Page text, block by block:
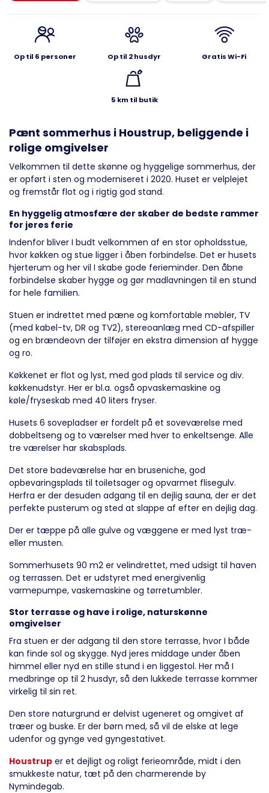
Op til 6 personer Op til 2 husdyr Gratis Wi-Fi
5 km til butik
Pænt sommerhus i Houstrup, beliggende i
rolige omgivelser
Velkommen til dette skønne og hyggelige sommerhus, der
er opført i sten og moderniseret i 2020. Huset er velplejet
og fremstår flot og i rigtig god stand.
En hyggelig atmosfære der skaber de bedste rammer
for jeres ferie
Indenfor bliver I budt velkommen af en stor opholdsstue,
hvor køkken og stue ligger i åben forbindelse. Det er husets
hjerterum og her vil I skabe gode ferieminder. Den åbne
forbindelse skaber hygge og gør madlavningen til en stund
for hele familien.
Stuen er indrettet med pæne og komfortable møbler, TV
(med kabel-tv, DR og TV2), stereoanlæg med CD-afspiller
og en brændeovn der tilføjer en ekstra dimension af hygge
og ro.
Køkkenet er flot og lyst, med god plads til service og div.
køkkenudstyr. Her er bl.a. også opvaskemaskine og
køle/fryseskab med 40 liters fryser.
Husets 6 sovepladser er fordelt på et soveværelse med
dobbeltseng og to værelser med hver to enkeltsenge. Alle
tre værelser har skabsplads.
Det store badeværelse har en bruseniche, god
opbevaringsplads til toiletsager og opvarmet flisegulv.
Herfra er der desuden adgang til en dejlig sauna, der er det
perfekte pusterum og sted at slappe af efter en dejlig dag.
Der er tæppe på alle gulve og væggene er med lyst træ-
eller musten.
Sommerhusets 90 m2 er velindrettet, med udsigt til haven
og terrassen. Det er udstyret med energivenlig
varmepumpe, vaskemaskine og tørretumbler.
Stor terrasse og have i rolige, naturskønne
omgivelser
Fra stuen er der adgang til den store terrasse, hvor I både
kan finde sol og skygge. Nyd jeres middage under åben
himmel eller nyd en stille stund i en liggestol. Her må I
medbringe op til 2 husdyr, så den lukkede terrasse kommer
virkelig til sin ret.
Den store naturgrund er delvist ugeneret og omgivet af
træer og buske. Er der børn med, så vil de elske at lege
udenfor og gynge ved gyngestativet.
Houstrup er et dejligt og roligt ferieområde, midt i den
smukkeste natur, tæt på den charmerende by
Nymindegab.